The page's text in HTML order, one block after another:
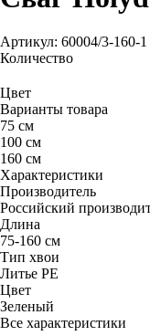
Артикул: 60004/3-160-1
Количество
Цвет
Варианты товара
75 см
100 см
160 см
Характеристики
Производитель
Российский
Длина
75-160 см
Тип хвои
Литье РЕ
Цвет
Зеленый
Все характеристики